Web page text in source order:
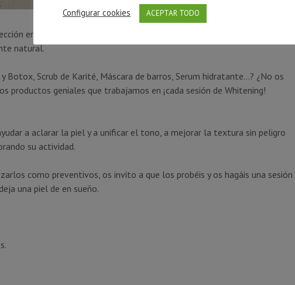
en el tono de tu piel. Todos los productos con los que trabajamos
natural.
Botox, Scrub de Karité, Máscara de barros, Serum hidratante…? ¿No os
productos geniales que trabajamos en ¡cada sesión de Whitening!
a aclarar la piel y a unificar el tono, a mejorar la textura sin peligro
su actividad.
como preventivos, os invito a que los probéis y os hagáis una sesión
una piel de en sueño.
Configurar cookies
ACEPTAR TODO